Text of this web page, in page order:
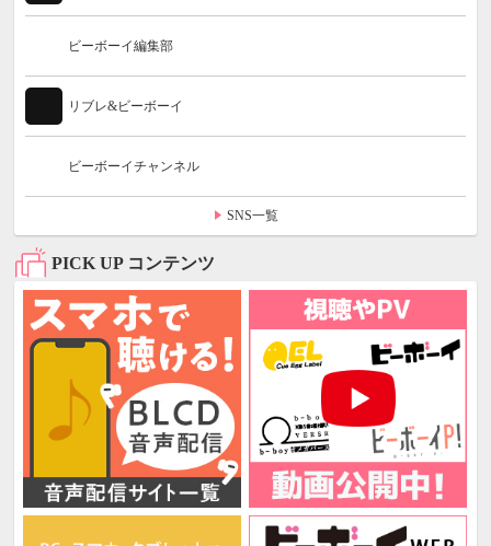
ビーボーイ編集部
リブレ&ビーボーイ
ビーボーイチャンネル
SNS一覧
PICK UP コンテンツ